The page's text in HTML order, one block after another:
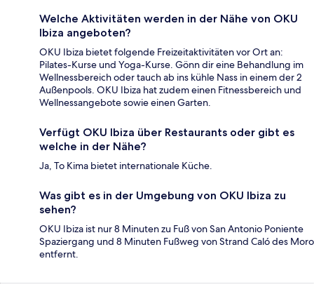
Welche Aktivitäten werden in der Nähe von OKU
Ibiza angeboten?
OKU Ibiza bietet folgende Freizeitaktivitäten vor Ort an:
Pilates-Kurse und Yoga-Kurse. Gönn dir eine Behandlung im
Wellnessbereich oder tauch ab ins kühle Nass in einem der 2
Außenpools. OKU Ibiza hat zudem einen Fitnessbereich und
Wellnessangebote sowie einen Garten.
Verfügt OKU Ibiza über Restaurants oder gibt es
welche in der Nähe?
Ja, To Kima bietet internationale Küche.
Was gibt es in der Umgebung von OKU Ibiza zu
sehen?
OKU Ibiza ist nur 8 Minuten zu Fuß von San Antonio Poniente
Spaziergang und 8 Minuten Fußweg von Strand Caló des Moro
entfernt.